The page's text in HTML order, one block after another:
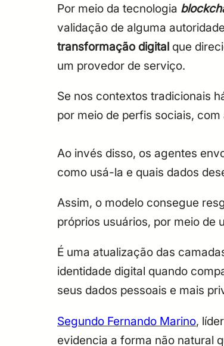
Por meio da tecnologia
validação de alguma
transformação digital que
um provedor de serviço.
Se nos contextos tradicionais
por meio de perfis sociais,
Ao invés disso, os agentes
como usá-la e quais dados
Assim, o modelo consegue
próprios usuários, por meio de
É uma atualização das
identidade digital quando
seus dados pessoais e mais
Segundo Fernando Marino,
evidencia a forma não natural